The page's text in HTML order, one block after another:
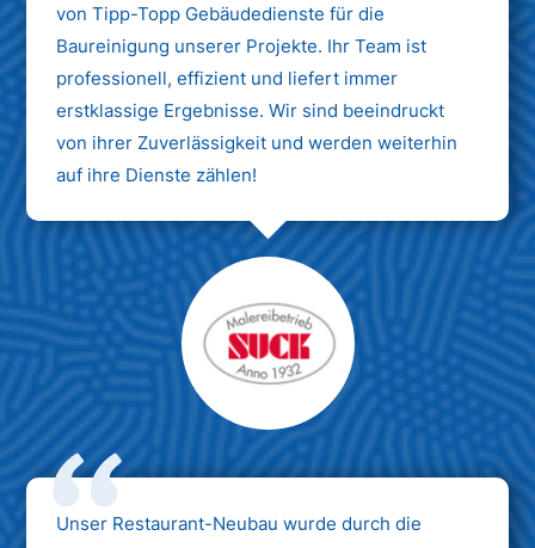
von Tipp-Topp Gebäudedienste für die
Baureinigung unserer Projekte. Ihr Team ist
professionell, effizient und liefert immer
erstklassige Ergebnisse. Wir sind beeindruckt
von ihrer Zuverlässigkeit und werden weiterhin
auf ihre Dienste zählen!
Unser Restaurant-Neubau wurde durch die